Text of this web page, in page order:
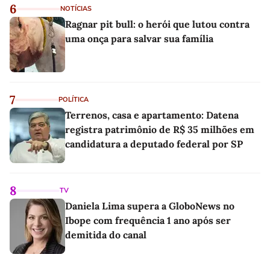
6 NOTÍCIAS
Ragnar pit bull: o herói que lutou contra
uma onça para salvar sua família
7 POLÍTICA
Terrenos, casa e apartamento: Datena
registra patrimônio de R$ 35 milhões em
candidatura a deputado federal por SP
8 TV
Daniela Lima supera a GloboNews no
Ibope com frequência 1 ano após ser
demitida do canal